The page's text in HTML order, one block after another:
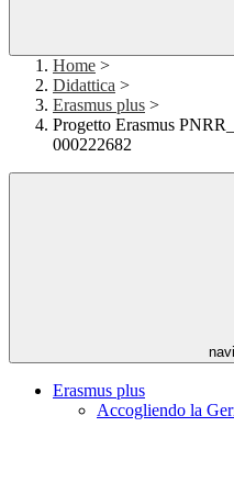
Home >
Didattica >
Erasmus plus >
Progetto Erasmus
000222682
Erasmus plus
Accogliendo la